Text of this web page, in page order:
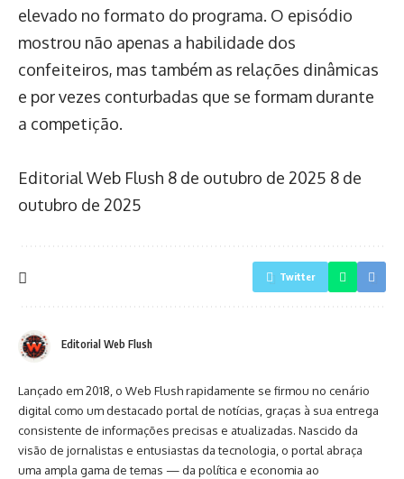
elevado no formato do programa. O episódio
mostrou não apenas a habilidade dos
confeiteiros, mas também as relações dinâmicas
e por vezes conturbadas que se formam durante
a competição.
Editorial Web Flush 8 de outubro de 2025 8 de
outubro de 2025
Twitter
Editorial Web Flush
Lançado em 2018, o Web Flush rapidamente se firmou no cenário
digital como um destacado portal de notícias, graças à sua entrega
consistente de informações precisas e atualizadas. Nascido da
visão de jornalistas e entusiastas da tecnologia, o portal abraça
uma ampla gama de temas — da política e economia ao